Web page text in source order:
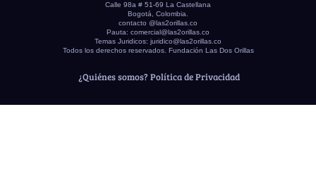
Calle 98a # 51-69 La Castellana
Bogotá, Colombia.
contacto @las2orillas.co
Pauta: comercial@las2orillas.co
Temas Juridicos: juridico@las2orillas.co
Todos los derechos reservados. Fundación Las Dos Orillas
¿Quiénes somos? Política de Privacidad